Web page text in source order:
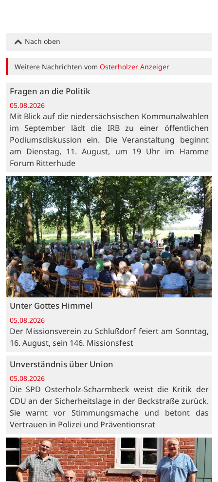
Nach oben
Weitere Nachrichten vomOsterholzer Anzeiger
Fragen an die Politik
05.08.2026
Mit Blick auf die niedersächsischen Kommunalwahlen
im September lädt die IRB zu einer öffentlichen
Podiumsdiskussion ein. Die Veranstaltung beginnt
am Dienstag, 11. August, um 19 Uhr im Hamme
Forum Ritterhude
Unter Gottes Himmel
05.08.2026
Der Missionsverein zu Schlußdorf feiert am Sonntag,
16. August, sein 146. Missionsfest
Unverständnis über Union
05.08.2026
Die SPD Osterholz-Scharmbeck weist die Kritik der
CDU an der Sicherheitslage in der Beckstraße zurück.
Sie warnt vor Stimmungsmache und betont das
Vertrauen in Polizei und Präventionsrat